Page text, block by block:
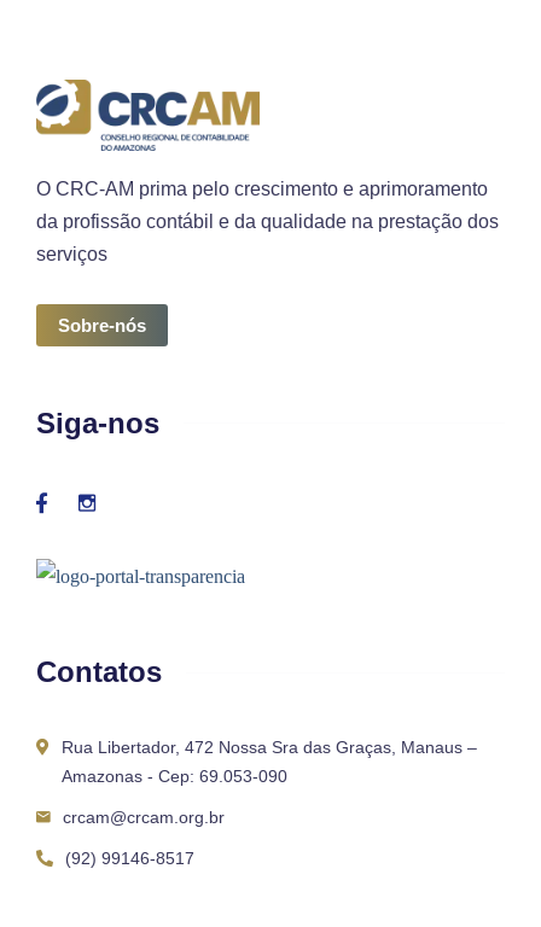
O CRC-AM prima pelo crescimento e aprimoramento
da profissão contábil e da qualidade na prestação dos
serviços
Sobre-nós
Siga-nos
Contatos
Rua Libertador, 472 Nossa Sra das Graças, Manaus –
Amazonas - Cep: 69.053-090
crcam@crcam.org.br
(92) 99146-8517